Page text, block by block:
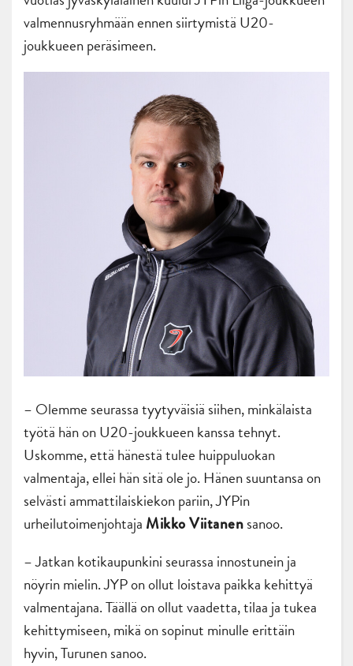
valmennusryhmään ennen siirtymistä U20-
joukkueen peräsimeen.
– Olemme seurassa tyytyväisiä siihen, minkälaista
työtä hän on U20-joukkueen kanssa tehnyt.
Uskomme, että hänestä tulee huippuluokan
valmentaja, ellei hän sitä ole jo. Hänen suuntansa on
selvästi ammattilaiskiekon pariin, JYPin
urheilutoimenjohtaja Mikko Viitanensanoo.
– Jatkan kotikaupunkini seurassa innostunein ja
nöyrin mielin. JYP on ollut loistava paikka kehittyä
valmentajana. Täällä on ollut vaadetta, tilaa ja tukea
kehittymiseen, mikä on sopinut minulle erittäin
hyvin, Turunen sanoo.